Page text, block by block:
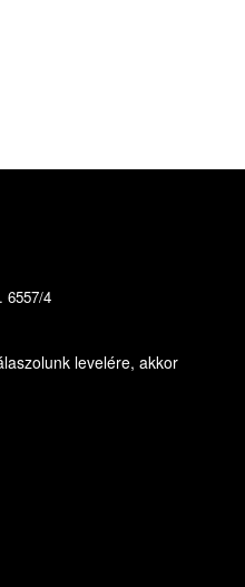
6557/4
levelére, akkor